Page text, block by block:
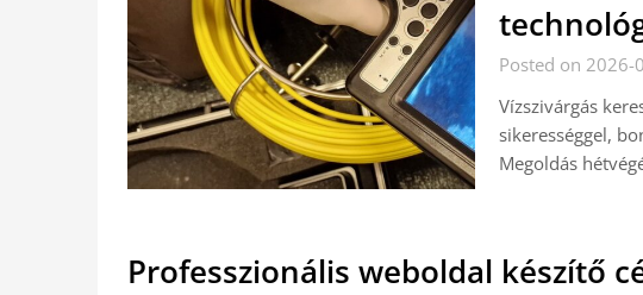
Posted on 2026-
Vízszivárgás
sikerességgel,
Megoldás
Professzionális weboldal készítő